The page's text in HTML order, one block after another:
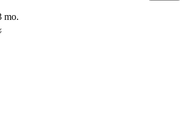
mo.